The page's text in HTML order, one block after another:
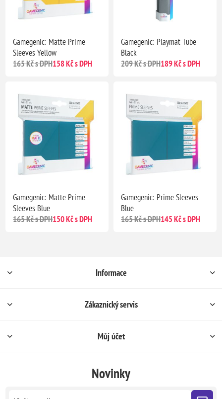
Gamegenic: Matte Prime
Sleeves Yellow
165 Kč s DPH158 Kč s DPH
Gamegenic: Playmat Tube
Black
209 Kč s DPH189 Kč s DPH
Gamegenic: Matte Prime
Sleeves Blue
165 Kč s DPH150 Kč s DPH
Gamegenic: Prime Sleeves
Blue
165 Kč s DPH145 Kč s DPH
Informace
Zákaznický servis
Můj účet
Novinky